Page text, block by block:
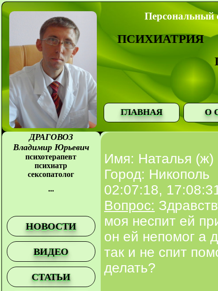
Персональный
ПСИХИАТРИЯ
ГЛАВНАЯ О
ДРАГОВОЗ
Владимир Юрьевич
психотерапевт
психиатр
сексопатолог
...
НОВОСТИ
ВИДЕО
СТАТЬИ
Имя: Наталья (ж)
Город: Никополь
02:07:18,
Вопрос:
моя неспит ей
он ей непомог а
так и не спит
делать?